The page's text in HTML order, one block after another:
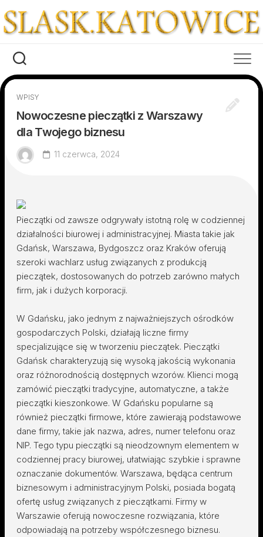
to
content
WPISY
Nowoczesne pieczątki z Warszawy
dla Twojego biznesu
11 czerwca, 2024
Pieczątki od zawsze odgrywały istotną rolę w codziennej
działalności biurowej i administracyjnej. Miasta takie jak
Gdańsk, Warszawa, Bydgoszcz oraz Kraków oferują
szeroki wachlarz usług związanych z produkcją
pieczątek, dostosowanych do potrzeb zarówno małych
firm, jak i dużych korporacji.
W Gdańsku, jako jednym z najważniejszych ośrodków
gospodarczych Polski, działają liczne firmy
specjalizujące się w tworzeniu pieczątek. Pieczątki
Gdańsk charakteryzują się wysoką jakością wykonania
oraz różnorodnością dostępnych wzorów. Klienci mogą
zamówić pieczątki tradycyjne, automatyczne, a także
pieczątki kieszonkowe. W Gdańsku popularne są
również pieczątki firmowe, które zawierają podstawowe
dane firmy, takie jak nazwa, adres, numer telefonu oraz
NIP. Tego typu pieczątki są nieodzownym elementem w
codziennej pracy biurowej, ułatwiając szybkie i sprawne
oznaczanie dokumentów. Warszawa, będąca centrum
biznesowym i administracyjnym Polski, posiada bogatą
ofertę usług związanych z pieczątkami. Firmy w
Warszawie oferują nowoczesne rozwiązania, które
odpowiadają na potrzeby współczesnego biznesu.